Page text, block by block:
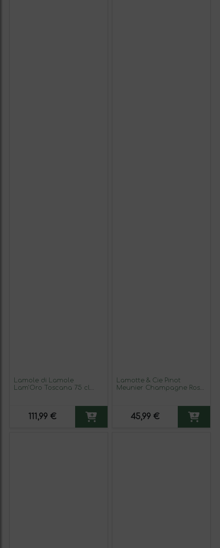
Lamole di Lamole
Lam'Oro Toscana 75 cl
111,99 €
Lamotte & Cie Pinot
Meunier Champagne Rosé
45,99 €